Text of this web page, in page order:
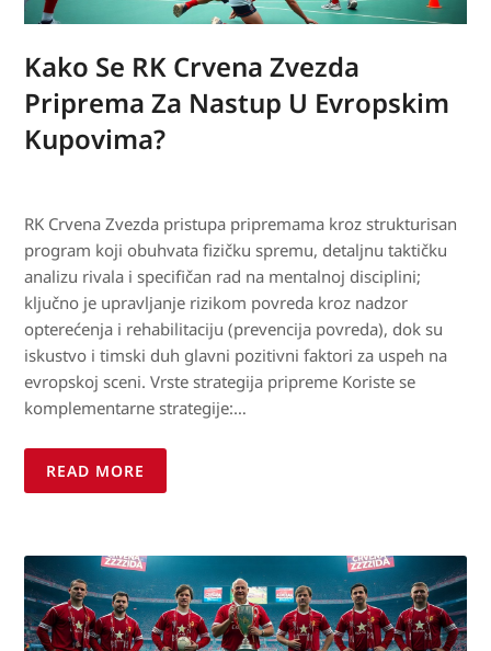
Kako Se RK Crvena Zvezda
Priprema Za Nastup U Evropskim
Kupovima?
RK Crvena Zvezda pristupa pripremama kroz strukturisan
program koji obuhvata fizičku spremu, detaljnu taktičku
analizu rivala i specifičan rad na mentalnoj disciplini;
ključno je upravljanje rizikom povreda kroz nadzor
opterećenja i rehabilitaciju (prevencija povreda), dok su
iskustvo i timski duh glavni pozitivni faktori za uspeh na
evropskoj sceni. Vrste strategija pripreme Koriste se
komplementarne strategije:…
READ MORE